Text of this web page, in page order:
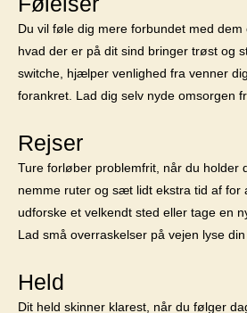
Du vil føle dig mere forbundet med dem
hvad der er på dit sind bringer trøst og
switche, hjælper venlighed fra venner
forankret. Lad dig selv nyde omsorgen
Rejser
Ture forløber problemfrit, når du holder
nemme ruter og sæt lidt ekstra tid af for
udforske et velkendt sted eller tage en
Lad små overraskelser på vejen lyse din
Held
Dit held skinner klarest, når du følger